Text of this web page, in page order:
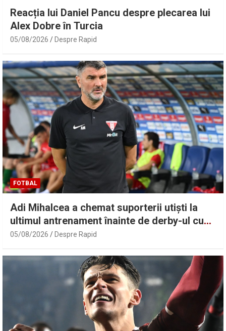
Reacția lui Daniel Pancu despre plecarea lui
Alex Dobre în Turcia
05/08/2026 Despre Rapid
FOTBAL
Adi Mihalcea a chemat suporterii utiști la
ultimul antrenament înainte de derby-ul cu
Rapid
05/08/2026 Despre Rapid